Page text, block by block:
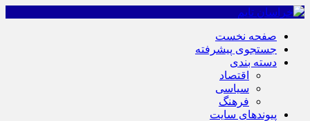
صفحه نخست
جستجوی پیشرفته
دسته بندی
اقتصاد
سیاسی
فرهنگ
پیوندهای سایت